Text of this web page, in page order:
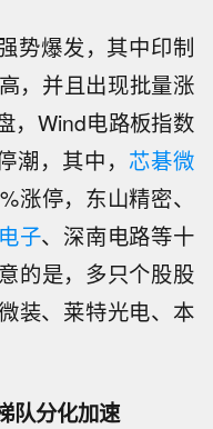
势爆发，其中印制
，并且出现批量涨
，Wind电路板指数
潮，其中， 芯碁微
涨停，东山精密、
子、深南电路等十
的是，多只个股股
装、莱特光电、本
队分化加速